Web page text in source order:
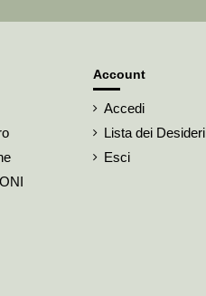
Account
Accedi
Lista dei Desideri
Esci